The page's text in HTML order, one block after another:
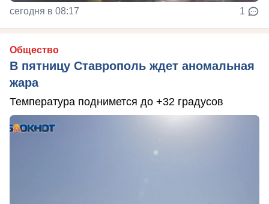
сегодня в 08:17 1
Общество
В пятницу Ставрополь ждет аномальная
жара
Температура поднимется до +32 градусов